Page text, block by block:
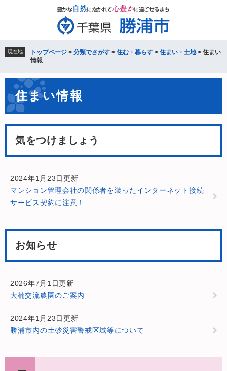
先
頭
す。
を
飛
し
文
へ
現在地 トップページ > 分類でさがす > 住む・暮らす > 住まい・土地 > 住まい
情報
文 住まい情報
気をつけましょう
2024年1月23日更新
マンション管理会社の関係者を装ったインターネット接続
サービス契約に注意！
お知らせ
2026年7月1日更新
大楠交流農園のご案内
2024年1月23日更新
勝浦市内の土砂災害警戒区域等について